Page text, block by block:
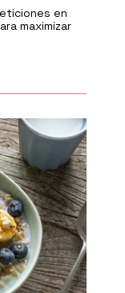
en
maximizar